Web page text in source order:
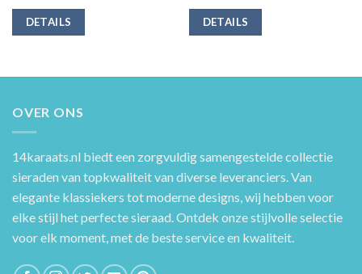
DETAILS DETAILS
OVER ONS
14karaats.nl biedt een zorgvuldig samengestelde collectie
sieraden van topkwaliteit van diverse leveranciers. Van
elegante klassiekers tot moderne designs, wij hebben voor
elke stijl het perfecte sieraad. Ontdek onze stijlvolle selectie
voor elk moment, met de beste service en kwaliteit.